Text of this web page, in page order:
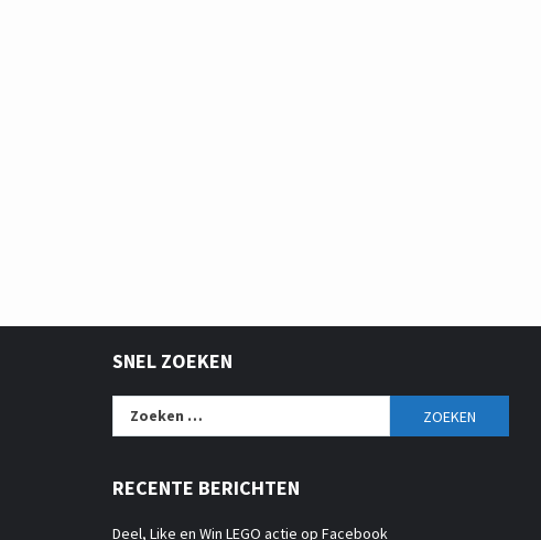
SNEL ZOEKEN
Zoeken
RECENTE BERICHTEN
Deel, Like en Win LEGO actie op Facebook